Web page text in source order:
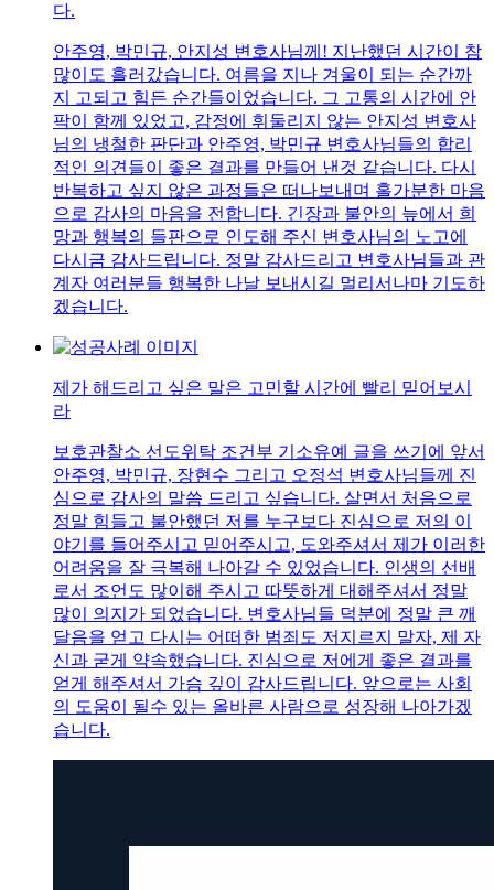
다.
안주영, 박민규, 안지성 변호사님께! 지난했던 시간이 참
많이도 흘러갔습니다. 여름을 지나 겨울이 되는 순간까
지 고되고 힘든 순간들이었습니다. 그 고통의 시간에 안
팍이 함께 있었고, 감정에 휘둘리지 않는 안지성 변호사
님의 냉철한 판단과 안주영, 박민규 변호사님들의 합리
적인 의견들이 좋은 결과를 만들어 낸것 같습니다. 다시
반복하고 싶지 않은 과정들은 떠나보내며 홀가분한 마음
으로 감사의 마음을 전합니다. 긴장과 불안의 늪에서 희
망과 행복의 들판으로 인도해 주신 변호사님의 노고에
다시금 감사드립니다. 정말 감사드리고 변호사님들과 관
계자 여러분들 행복한 나날 보내시길 멀리서나마 기도하
겠습니다.
제가 해드리고 싶은 말은 고민할 시간에 빨리 믿어보시
라
보호관찰소 선도위탁 조건부 기소유예 글을 쓰기에 앞서
안주영, 박민규, 장현수 그리고 오정석 변호사님들께 진
심으로 감사의 말씀 드리고 싶습니다. 살면서 처음으로
정말 힘들고 불안했던 저를 누구보다 진심으로 저의 이
야기를 들어주시고 믿어주시고, 도와주셔서 제가 이러한
어려움을 잘 극복해 나아갈 수 있었습니다. 인생의 선배
로서 조언도 많이해 주시고 따뜻하게 대해주셔서 정말
많이 의지가 되었습니다. 변호사님들 덕분에 정말 큰 깨
달음을 얻고 다시는 어떠한 범죄도 저지르지 말자, 제 자
신과 굳게 약속했습니다. 진심으로 저에게 좋은 결과를
얻게 해주셔서 가슴 깊이 감사드립니다. 앞으로는 사회
의 도움이 될수 있는 올바른 사람으로 성장해 나아가겠
습니다.